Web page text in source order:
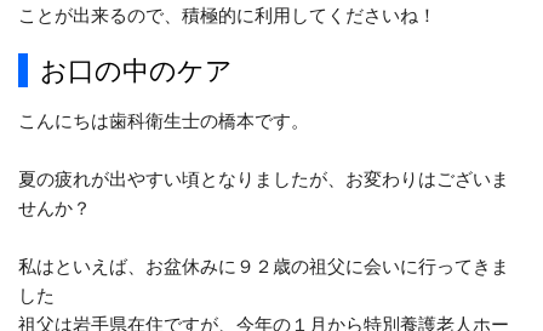
ことが出来るので、積極的に利用してくださいね！
お口の中のケア
こんにちは歯科衛生士の橋本です。
夏の疲れが出やすい頃となりましたが、お変わりはございま
せんか？
私はといえば、お盆休みに９２歳の祖父に会いに行ってきま
した
祖父は岩手県在住ですが、今年の１月から特別養護老人ホー